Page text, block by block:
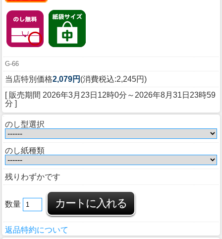
G-66
当店特別価格2,079円 (消費税込:2,245円)
[ 販売期間 2026年3月23日12時0分 ～ 2026年8月31日23時59
分 ]
のし型選択
のし紙種類
残りわずかです
数量
返品特約について